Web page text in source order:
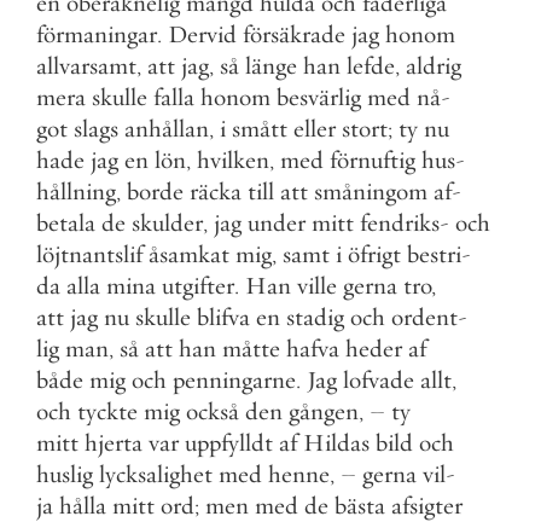
förmaningar. Dervid försäkrade jag honom
allvarsamt, att jag, så länge han lefde, aldrig
mera skulle falla honom besvärlig med nå-
got slags anhållan, i smått eller stort; ty nu
hade jag en lön, hvilken, med förnuftig hus-
hållning, borde räcka till att småningom af-
betala de skulder, jag under mitt fendriks- och
löjtnantslif åsamkat mig, samt i öfrigt bestri-
da alla mina utgifter. Han ville gerna tro,
att jag nu skulle blifva en stadig och ordent-
lig man, så att han måtte hafva heder af
både mig och penningarne. Jag lofvade allt,
och tyckte mig också den gången, – ty
mitt hjerta var uppfylldt af Hildas bild och
huslig lycksalighet med henne, – gerna vil-
ja hålla mitt ord; men med de bästa afsigter